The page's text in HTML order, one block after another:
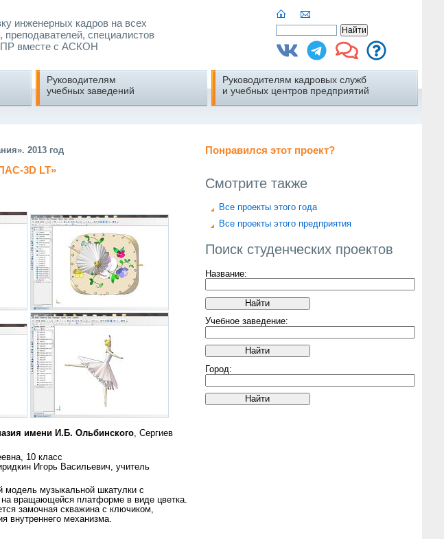
инженерных кадров на всех
специалистов
вместе с АСКОН
Руководителям
учебных заведений
Руководителям кадровых служб
и учебных центров предприятий
Понравился этот проект?
Смотрите также
Все проекты этого года
Все проекты этого предприятия
Поиск студенческих проектов
Название:
Учебное заведение:
Город:
2013 год
3D LT»
имени И.Б. Ольбинского, Сергиев
10 класс
Игорь Васильевич, учитель
модель музыкальной шкатулки с
на вращающейся платформе в виде цветка.
замочная скважина с ключиком,
внутреннего механизма.